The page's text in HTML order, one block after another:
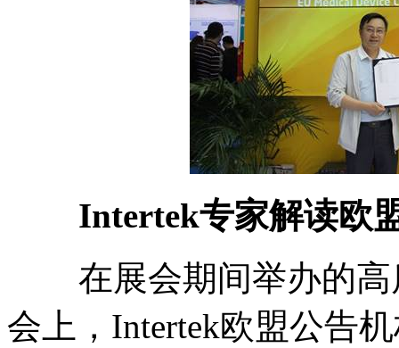
Intertek专家解读欧
在展会期间举办的
会上， Intertek欧盟公告